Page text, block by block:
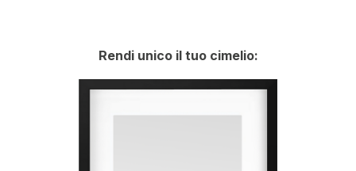
Rendi unico il tuo cimelio: